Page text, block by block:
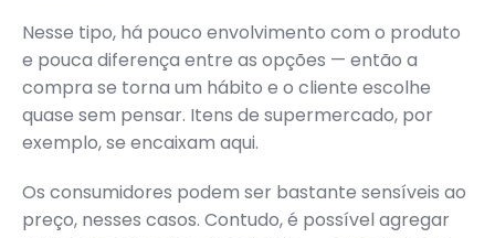
Nesse tipo, há pouco envolvimento com o produto
e pouca diferença entre as opções — então a
compra se torna um hábito e o cliente escolhe
quase sem pensar. Itens de supermercado, por
exemplo, se encaixam aqui.
Os consumidores podem ser bastante sensíveis ao
preço, nesses casos. Contudo, é possível agregar